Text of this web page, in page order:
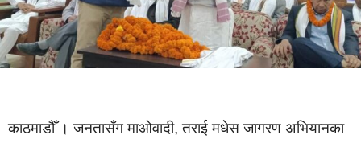
काठमाडौँ । जनतासँग माओवादी, तराई मधेस जागरण अभियानका